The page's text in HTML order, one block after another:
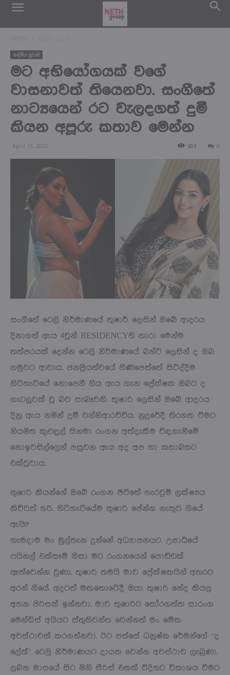
දේශිය පුවත්
මට අභියෝගයක් වගේ
වාසනාවත් තියෙනවා. සංගීතේ
නාට්‍යයෙන් රට වැලදගත් දුමී
කියන අපූරු කතාව මෙන්න
April 13, 2025 0
303
සංගීතේ ටෙලි නිර්මාණයේ තුෂාරී ලෙසින් ඔබේ ආදරය
දිනාගත් ඇය 4චූන් RESIDENCYහි තාරා මෙන්ම
තත්පරයක් දෙන්න ටෙලි නිර්මාණයේ බන්ටි ලෙසින් ද ඔබ
හමුවට ආවාය. ජනප්‍රියත්වයේ හිණිපෙත්තේ සිටිද්දීම
හිටිහැටියේ නොපෙනී ගිය ඇය ගැන ප්‍රේක්ෂක ඔබට ද
ගැටලුවක් වූ බව සැබෑවකි. තුෂාරි ලෙසින් ඔබේ ආදරය
දිනූ ඇය නමින් දුමී වන්නිආරච්චිය. නුදුරේදී තිරගත වීමට
නියමිත කුළුඳුල් සිනමා රංගන අත්දැකීම විඳගැනීමේ
නොඉවසිල්ලෙන් පසුවන ඇය අද අප හා කතාබහට
එක්වූවාය.
තුෂාරි කියන්නේ ඔබේ රංගන ජීවිතේ හැරවුම් ලක්ෂ්‍යය
කිව්වත් හරි. හිටිහැටියේම තුෂාරි පේන්න නැතුව ගියේ
ඇයි?
හැමදාම මං මුල්තැන දුන්නේ අධ්‍යාපනයට. උපාධියේ
ෆයිනල් එක්සෑම් නිසා මට රංගනයෙන් පොඩ්ඩක්
ඈත්වෙන්න වුණා. තුෂාරි තමයි මාව ප්‍රේක්ෂකයින් අතරට
අරන් ගියේ. අදටත් මඟතොටේදී ඔයා තුෂාරි නේද කියල
අහන පිරිසක් ඉන්නවා. මාව තුෂාරිට තෝරගත්ත සාරංග
මෙන්ඩිස් අයියට ස්තුතිවන්ත වෙන්නත් මං මේක
අවස්ථාවක් කරගන්නවා. ඊට පස්සේ ධනුෂ්ක රේමන්ගේ ‘ද
ලේක්’ ටෙලි නිර්මාණයට දායක වෙන්න අවස්ථාව ලැබුණා.
ලබන මාසයේ සිට මිනි සීරිස් එකක් විදිහට විකාශය වීමට